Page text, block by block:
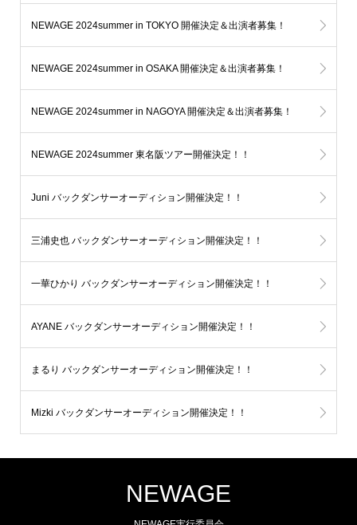
NEWAGE 2024summer in TOKYO 開催決定＆出演者募集！
NEWAGE 2024summer in OSAKA 開催決定＆出演者募集！
NEWAGE 2024summer in NAGOYA 開催決定＆出演者募集！
NEWAGE 2024summer 東名阪ツアー開催決定！！
Juni バックダンサーオーディション開催決定！！
三浦史也 バックダンサーオーディション開催決定！！
一華ひかり バックダンサーオーディション開催決定！！
AYANE バックダンサーオーディション開催決定！！
まるり バックダンサーオーディション開催決定！！
Mizki バックダンサーオーディション開催決定！！
NEWAGE